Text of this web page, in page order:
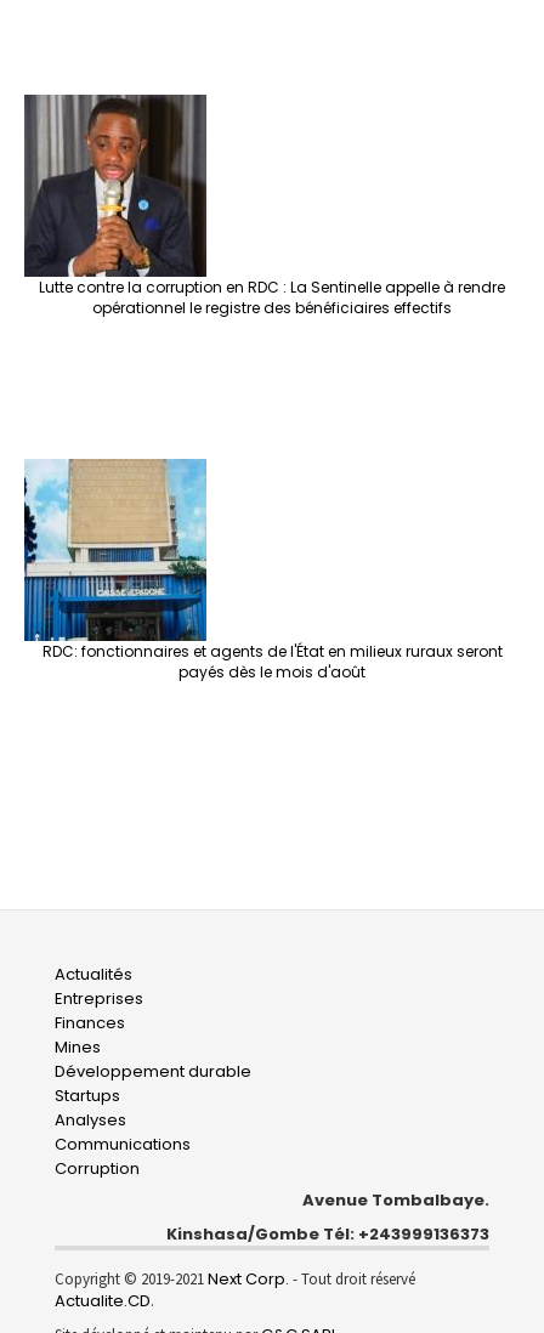
Lutte contre la corruption en RDC : La Sentinelle appelle à rendre
opérationnel le registre des bénéficiaires effectifs
RDC: fonctionnaires et agents de l'État en milieux ruraux seront
payés dès le mois d'août
Main
navigation
Actualités
Entreprises
Finances
Mines
Développement durable
Startups
Analyses
Communications
Corruption
Avenue Tombalbaye.
Kinshasa/Gombe Tél: +243999136373
Copyright © 2019-2021Next Corp. - Tout droit réservé
Actualite.CD.